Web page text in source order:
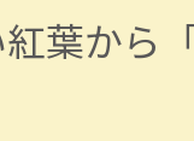
葉から